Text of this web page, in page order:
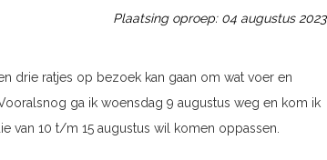
Plaatsing oproep: 04 augustus 2023
drie ratjes op bezoek kan gaan om wat voer en
ga ik woensdag 9 augustus weg en kom ik
van 10 t/m 15 augustus wil komen oppassen.